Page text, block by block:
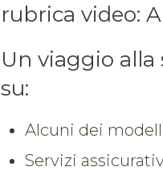
rubrica video:
Un viaggio alla
su:
Alcuni dei
Servizi